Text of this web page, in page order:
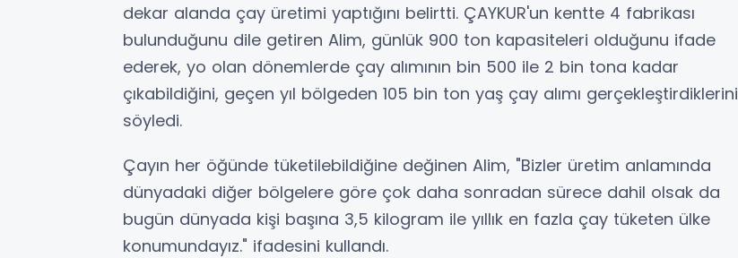
dekar alanda çay üretimi yaptığını belirtti. ÇAYKUR'un kentte 4 fabrikası
bulunduğunu dile getiren Alim, günlük 900 ton kapasiteleri olduğunu ifade
ederek, yo olan dönemlerde çay alımının bin 500 ile 2 bin tona kadar
çıkabildiğini, geçen yıl bölgeden 105 bin ton yaş çay alımı gerçekleştirdiklerini
söyledi.
Çayın her öğünde tüketilebildiğine değinen Alim, "Bizler üretim anlamında
dünyadaki diğer bölgelere göre çok daha sonradan sürece dahil olsak da
bugün dünyada kişi başına 3,5 kilogram ile yıllık en fazla çay tüketen ülke
konumundayız." ifadesini kullandı.